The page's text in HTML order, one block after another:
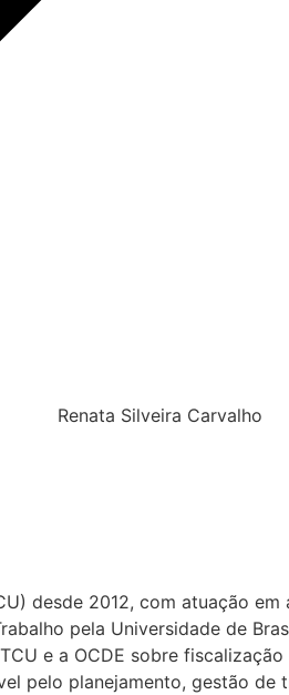
Renata Silveira Carvalho
desde 2012, com atuação
pela Universidade de
e a OCDE sobre
pelo planejamento, gestão